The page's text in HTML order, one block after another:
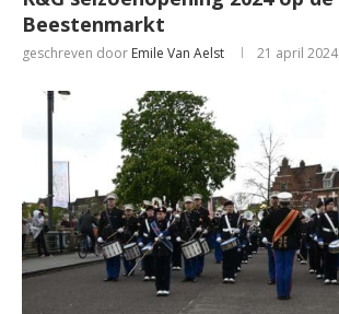
Beestenmarkt
geschreven door Emile Van Aelst 21 april 2024